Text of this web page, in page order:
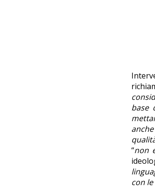
base
“non
con